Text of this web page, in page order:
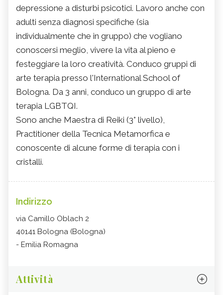
depressione a disturbi psicotici. Lavoro anche con
adulti senza diagnosi specifiche (sia
individualmente che in gruppo) che vogliano
conoscersi meglio, vivere la vita al pieno e
festeggiare la loro creatività. Conduco gruppi di
arte terapia presso l'International School of
Bologna. Da 3 anni, conduco un gruppo di arte
terapia LGBTQI.
Sono anche Maestra di Reiki (3° livello),
Practitioner della Tecnica Metamorfica e
conoscente di alcune forme di terapia con i
cristalli.
Indirizzo
via Camillo Oblach 2
40141 Bologna (Bologna)
- Emilia Romagna
Attività